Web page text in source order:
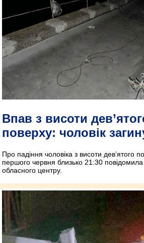
Впав з висоти
поверху: чоловік
Про падіння чоловіка з висоти дев’ятого
першого червня близько 21:30
обласного центру.